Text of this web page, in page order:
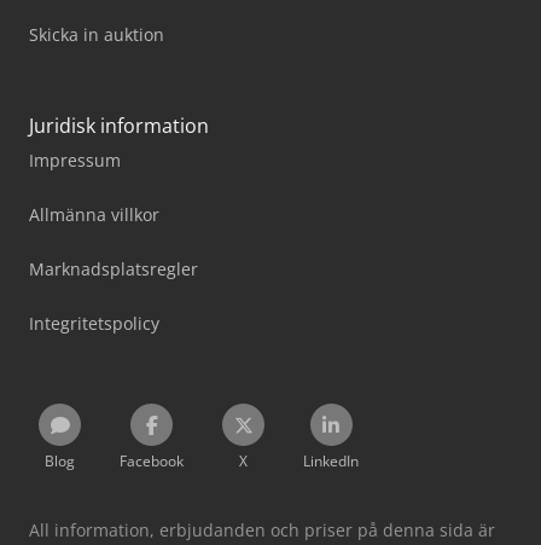
Skicka in auktion
Juridisk information
Impressum
Allmänna villkor
Marknadsplatsregler
Integritetspolicy
Blog Facebook X LinkedIn
All information, erbjudanden och priser på denna sida är